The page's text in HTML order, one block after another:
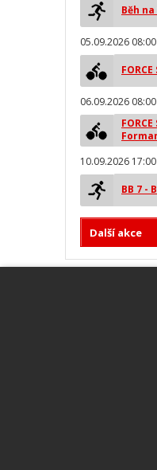
Běh
05.09.2026 08:00
06.09.2026 08:00
10.09.2026 17:00
BB 7 -
Další akce